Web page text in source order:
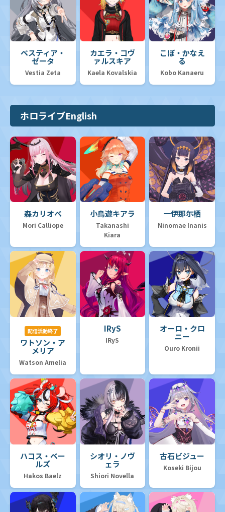
ベスティア・
ゼータ
Vestia Zeta
カエラ・コヴ
ァルスキア
Kaela Kovalskia
こぼ・かなえ
る
Kobo Kanaeru
ホロライブEnglish
森カリオペ
Mori Calliope
小鳥遊キアラ
Takanashi
Kiara
一伊那尓栖
Ninomae Inanis
配信活動終了
ワトソン・ア
メリア
Watson Amelia
IRyS
IRyS
オーロ・クロ
ニー
Ouro Kronii
ハコス・ベー
ルズ
Hakos Baelz
シオリ・ノヴ
ェラ
Shiori Novella
古石ビジュー
Koseki Bijou